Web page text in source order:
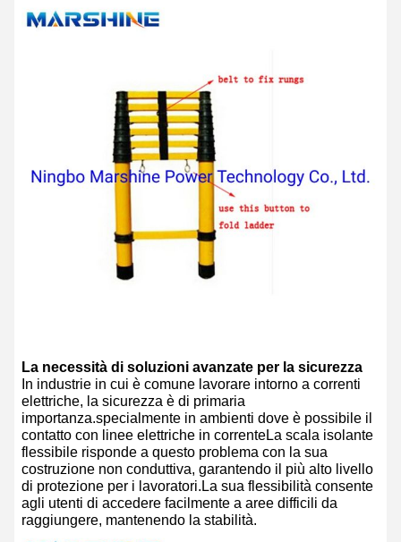
La necessità di soluzioni avanzate per la sicurezza
In industrie in cui è comune lavorare intorno a correnti
elettriche, la sicurezza è di primaria
importanza.specialmente in ambienti dove è possibile il
contatto con linee elettriche in correnteLa scala isolante
flessibile risponde a questo problema con la sua
costruzione non conduttiva, garantendo il più alto livello
di protezione per i lavoratori.La sua flessibilità consente
agli utenti di accedere facilmente a aree difficili da
raggiungere, mantenendo la stabilità.